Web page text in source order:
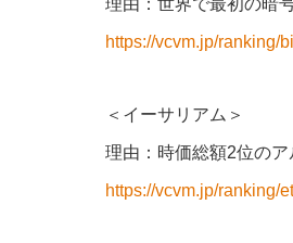
理由：世界で最初の暗
https://vcvm.jp/ranking/
＜イーサリアム＞
理由：時価総額2位のア
https://vcvm.jp/ranking/